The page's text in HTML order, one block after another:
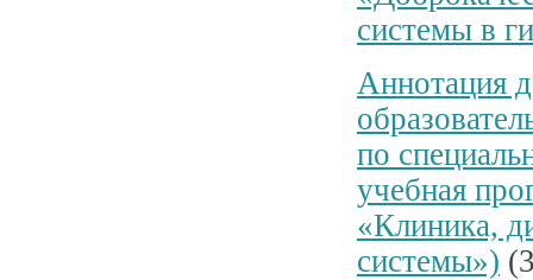
системы в
Аннотация
по
учебная
«Клиника,
системы»)